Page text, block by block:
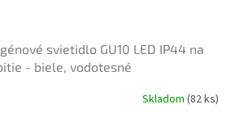
svietidlo GU10 LED IP44 na
- biele, vodotesné
Skladom (82 ks)